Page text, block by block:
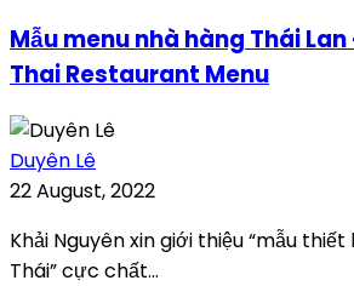
Mẫu menu nhà hàng Thái Lan
Thai Restaurant Menu
Duyên Lê
22 August, 2022
Khải Nguyên xin giới thiệu “mẫu
Thái” cực chất...